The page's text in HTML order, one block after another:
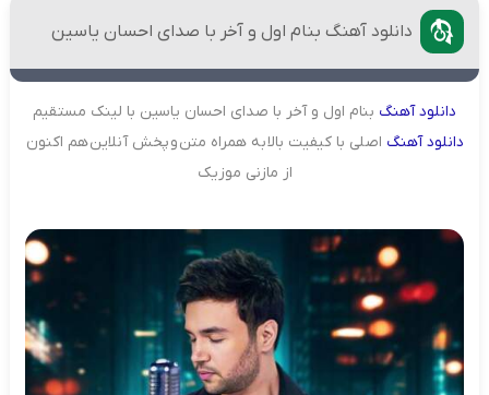
دانلود آهنگ بنام اول و آخر با صدای احسان یاسین
دانلودآهنگ بنام اول و آخر با صدای احسان یاسین با لینک مستقیم
دانلودآهنگ اصلی با کیفیت بالا به همراه متن و پخش آنلاین هم اکنون
از مازنی موزیک